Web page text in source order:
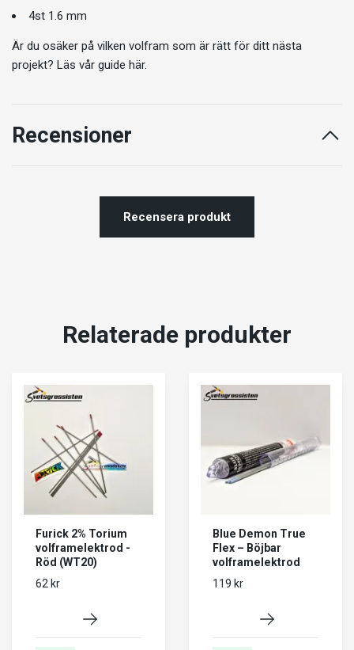
4st 1.6 mm
Är du osäker på vilken volfram som är rätt för ditt nästa
projekt? Läs vår guide här.
Recensioner
Recensera produkt
Relaterade produkter
Furick 2% Torium
volframelektrod -
Röd (WT20)
62 kr
Blue Demon True
Flex – Böjbar
volframelektrod
119 kr